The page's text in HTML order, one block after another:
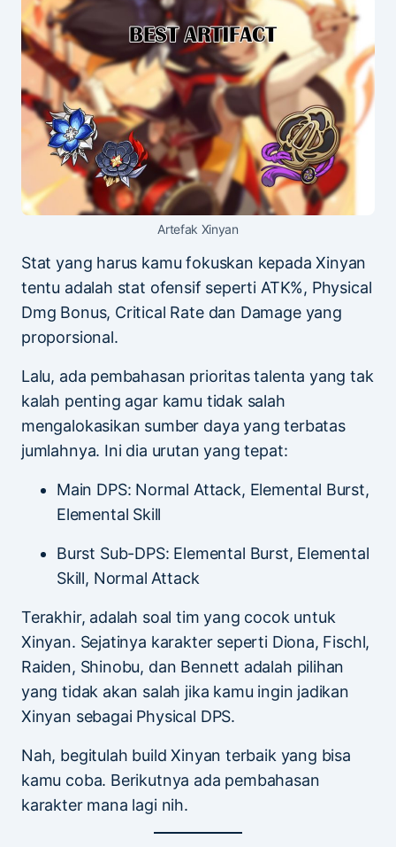
Artefak Xinyan
Stat yang harus kamu fokuskan kepada Xinyan
tentu adalah stat ofensif seperti ATK%, Physical
Dmg Bonus, Critical Rate dan Damage yang
proporsional.
Lalu, ada pembahasan prioritas talenta yang tak
kalah penting agar kamu tidak salah
mengalokasikan sumber daya yang terbatas
jumlahnya. Ini dia urutan yang tepat:
Main DPS: Normal Attack, Elemental Burst,
Elemental Skill
Burst Sub-DPS: Elemental Burst, Elemental
Skill, Normal Attack
Terakhir, adalah soal tim yang cocok untuk
Xinyan. Sejatinya karakter seperti Diona, Fischl,
Raiden, Shinobu, dan Bennett adalah pilihan
yang tidak akan salah jika kamu ingin jadikan
Xinyan sebagai Physical DPS.
Nah, begitulah build Xinyan terbaik yang bisa
kamu coba. Berikutnya ada pembahasan
karakter mana lagi nih.